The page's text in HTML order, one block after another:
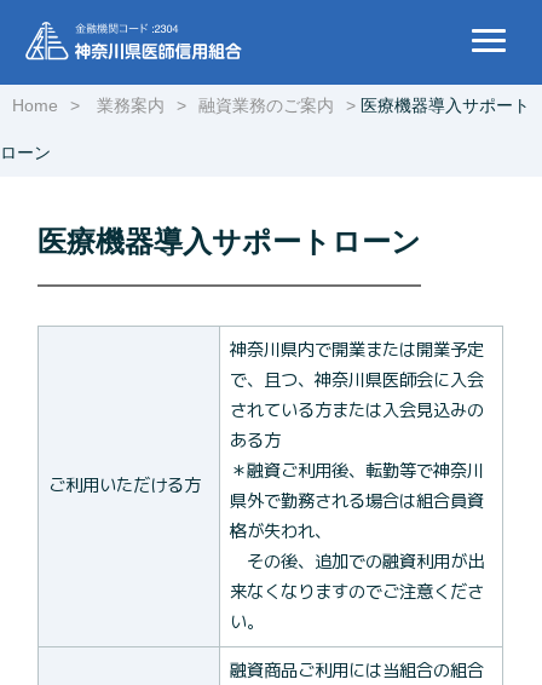
Home 業務案内 融資業務のご案内 医療機器導入サポート
ローン
医療機器導入サポートローン
ご利用いただける方
神奈川県内で開業または開業予定
で、且つ、神奈川県医師会に入会
されている方または入会見込みの
ある方
＊融資ご利用後、転勤等で神奈川
県外で勤務される場合は組合員資
格が失われ、
その後、追加での融資利用が出
来なくなりますのでご注意くださ
い。
融資商品ご利用には当組合の組合